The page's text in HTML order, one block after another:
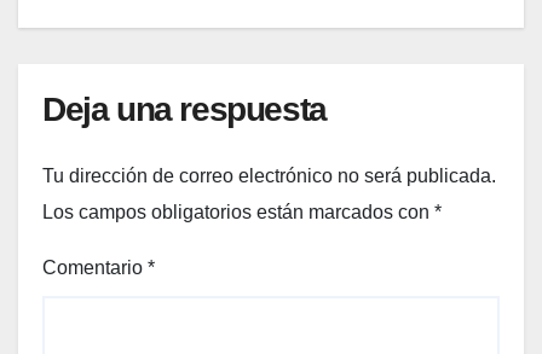
Deja una respuesta
Tu dirección de correo electrónico no será publicada.
Los campos obligatorios están marcados con *
Comentario *